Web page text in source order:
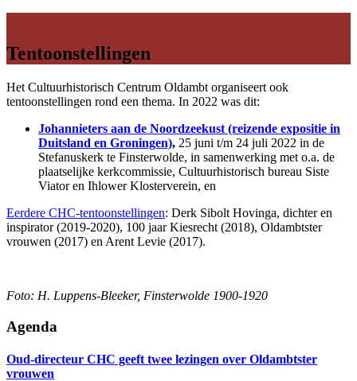
Tentoonstellingen
Het Cultuurhistorisch Centrum Oldambt organiseert ook
tentoonstellingen rond een thema. In 2022 was dit:
Johannieters aan de Noordzeekust (reizende expositie in
Duitsland en Groningen), 25 juni t/m 24 juli 2022 in de
Stefanuskerk te Finsterwolde, in samenwerking met o.a. de
plaatselijke kerkcommissie, Cultuurhistorisch bureau Siste
Viator en Ihlower Klosterverein, en
Eerdere CHC-tentoonstellingen: Derk Sibolt Hovinga, dichter en
inspirator (2019-2020), 100 jaar Kiesrecht (2018), Oldambtster
vrouwen (2017) en Arent Levie (2017).
Foto: H. Luppens-Bleeker, Finsterwolde 1900-1920
Primaire
Sidebar
Agenda
Oud-directeur CHC geeft twee lezingen over Oldambtster
vrouwen